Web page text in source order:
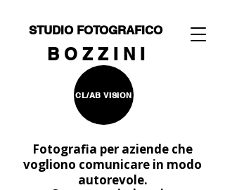
STUDIO FOTOGRAFICO
B O Z Z I N I
CL/AB VISION
Fotografia per aziende che
vogliono comunicare in modo
autorevole.